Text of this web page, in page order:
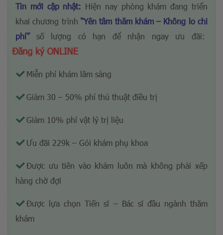
Tin mới cập nhật: Hiện nay phòng khám đang triển
khai chương trình“Yên tâm thăm khám – Không lo chi
phí” số lượng có hạn để nhận ngay ưu đãi:
Đăng ký ONLINE
Miễn phí khám lâm sàng
Giảm 30 – 50% phí thủ thuật điều trị
Giảm 10% phí vật lý trị liệu
Ưu đãi 229k – Gói khám phụ khoa
Được ưu tiên vào khám luôn mà không phải xếp
hàng chờ đợi
Được lựa chọn Tiến sĩ – Bác sĩ đầu ngành thăm
khám